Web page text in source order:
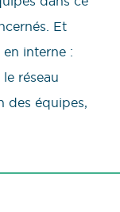
Et
interne :
réseau
des équipes,